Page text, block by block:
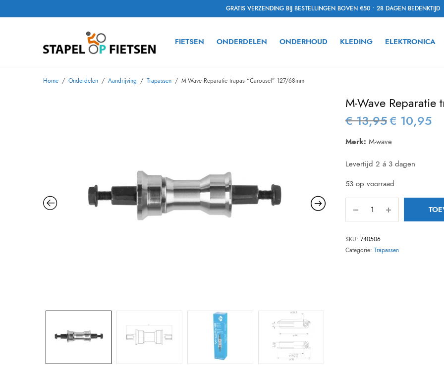
GRATIS VERZENDING BIJ BESTELLINGEN BOVEN €50 • 28 DAGEN BEDENKTIJD
FIETSEN ONDERDELEN ONDERHOUD KLEDING ELEKTRONICA
Home / Onderdelen / Aandrijving / Trapassen / M-Wave Reparatie trapas “Carousel” 127/68mm
M-Wave Reparatie
€13,95 Oorspronkelijke
€ 13,95.
€ 10,95
Merk: M-wave
Levertijd 2 á 3 dagen
53 op voorraad
SKU: 740506
Categorie: Trapassen